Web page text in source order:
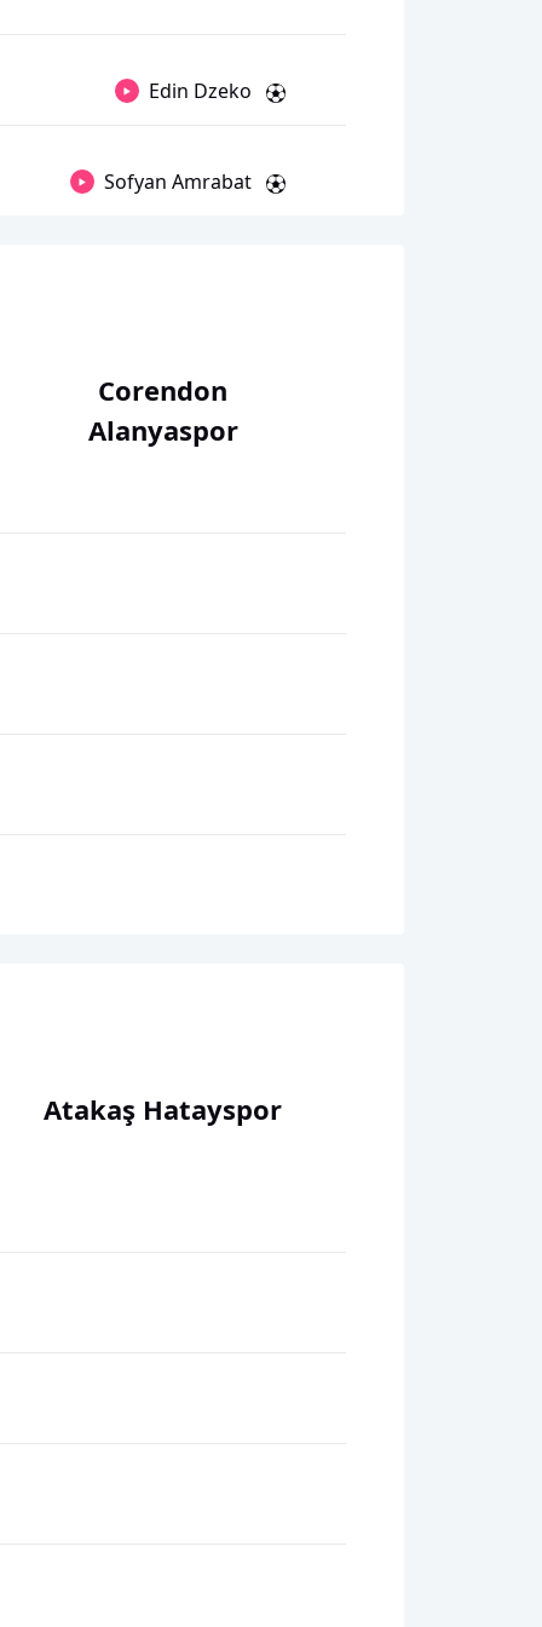
Edin Dzeko
Sofyan Amrabat
Corendon
Alanyaspor
Atakaş Hatayspor